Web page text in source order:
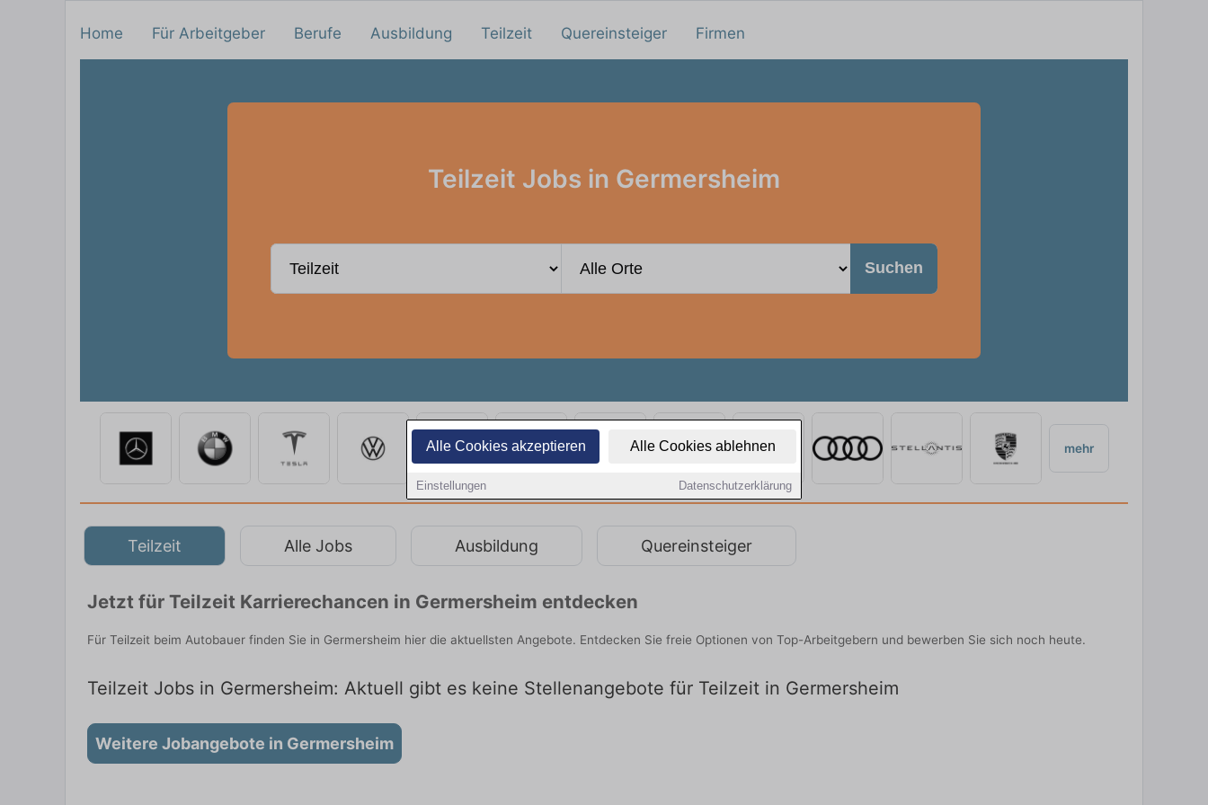
Alle Cookies akzeptieren Alle Cookies ablehnen
Einstellungen Datenschutzerklärung
Home Für Arbeitgeber Berufe Ausbildung Teilzeit Quereinsteiger Firmen
Teilzeit Jobs in Germersheim
Suchen
mehr
Teilzeit Alle Jobs Ausbildung Quereinsteiger
Jetzt für Teilzeit Karrierechancen in Germersheim entdecken
Für Teilzeit beim Autobauer finden Sie in Germersheim hier die aktuellsten Angebote. Entdecken Sie freie Optionen von Top-Arbeitgebern und bewerben Sie sich noch heute.
Teilzeit Jobs in Germersheim: Aktuell gibt es keine Stellenangebote für Teilzeit in Germersheim
Weitere Jobangebote in Germersheim